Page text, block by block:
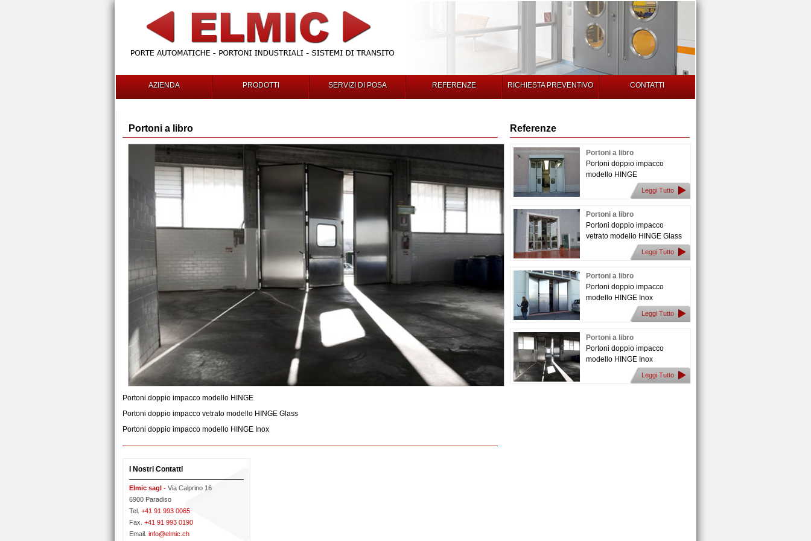
AZIENDA PRODOTTI SERVIZI DI POSA REFERENZE RICHIESTA PREVENTIVO CONTATTI
Portoni a libro
Portoni doppio impacco modello HINGE
Portoni doppio impacco vetrato modello HINGE Glass
Portoni doppio impacco modello HINGE Inox
I Nostri Contatti
Elmic sagl - Via Calprino 16
6900 Paradiso
Tel. +41 91 993 0065
Fax. +41 91 993 0190
Email. info@elmic.ch
Referenze
Portoni a libro
Portoni doppio impacco
modello HINGE
Leggi Tutto
Portoni a libro
Portoni doppio impacco
vetrato modello HINGE Glass
Leggi Tutto
Portoni a libro
Portoni doppio impacco
modello HINGE Inox
Leggi Tutto
Portoni a libro
Portoni doppio impacco
modello HINGE Inox
Leggi Tutto